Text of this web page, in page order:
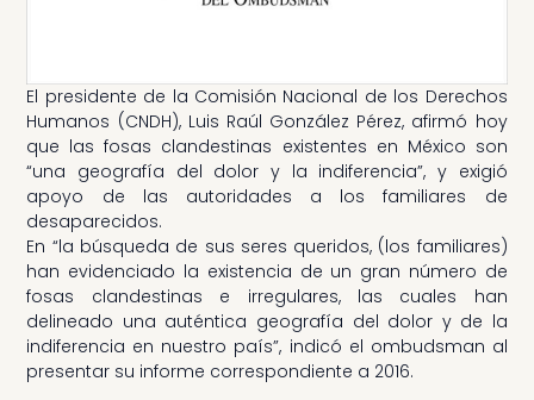
El presidente de la Comisión Nacional de los Derechos
Humanos (CNDH), Luis Raúl González Pérez, afirmó hoy
que las fosas clandestinas existentes en México son
“una geografía del dolor y la indiferencia”, y exigió
apoyo de las autoridades a los familiares de
desaparecidos.
En “la búsqueda de sus seres queridos, (los familiares)
han evidenciado la existencia de un gran número de
fosas clandestinas e irregulares, las cuales han
delineado una auténtica geografía del dolor y de la
indiferencia en nuestro país”, indicó el ombudsman al
presentar su informe correspondiente a 2016.